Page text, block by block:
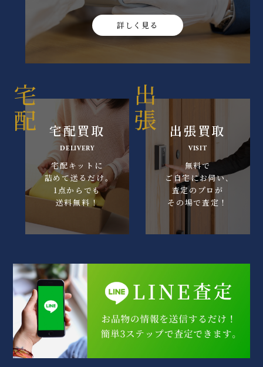
詳しく見る
宅配買取
DELIVERY
宅配キットに
詰めて送るだけ｡
1点からでも
送料無料！
出張買取
VISIT
無料で
ご自宅にお伺い､
査定のプロが
その場で査定！